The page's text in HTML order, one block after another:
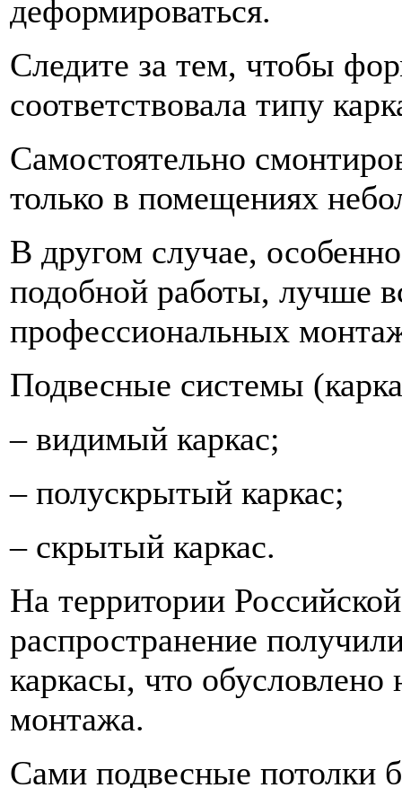
деформироваться.
Следите за тем, чтобы
соответствовала типу
Самостоятельно
только в помещениях
В другом случае,
подобной работы, лучше
профессиональных
Подвесные системы
– видимый каркас;
– полускрытый каркас;
– скрытый каркас.
На территории
распространение
каркасы, что
монтажа.
Сами подвесные потолки